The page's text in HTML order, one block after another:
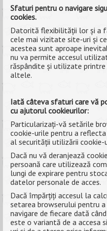
Sfaturi pentru o navigare
cookies.
Datorită flexibilității lor și a
cele mai vizitate site-uri și
acestea sunt aproape
nu va permite accesul
răspândite și utilizate printre
altele.
Iată câteva sfaturi care vă
cu ajutorul cookieurilor:
Particularizați-vă setările
cookie-urile pentru a
al securității utilizării cookie-
Dacă nu vă deranjează
persoană care utilizează
lungi de expirare pentru
datelor personale de acces.
Dacă împărțiți accesul la
setarea browserului pentru
navigare de fiecare dată
este o variantă de a accesa